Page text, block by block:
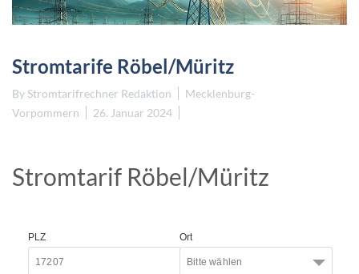
Stromtarife Röbel/Müritz
By Stromtarifrechner Redaktion
Mecklenburg-
Vorpommern
26. Januar 2024
Stromtarif Röbel/Müritz